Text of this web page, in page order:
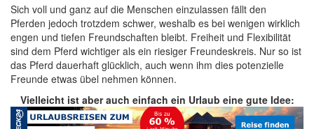
Sich voll und ganz auf die Menschen einzulassen fällt den
Pferden jedoch trotzdem schwer, weshalb es bei wenigen wirklich
engen und tiefen Freundschaften bleibt. Freiheit und Flexibilität
sind dem Pferd wichtiger als ein riesiger Freundeskreis. Nur so ist
das Pferd dauerhaft glücklich, auch wenn ihm dies potenzielle
Freunde etwas übel nehmen können.
Vielleicht ist aber auch einfach ein Urlaub eine gute Idee: